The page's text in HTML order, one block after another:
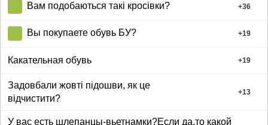
Вам подобаються такі кросівки? +36
Вы покупаете обувь БУ? +19
Какательная обувь +19
Задовбали жовті підошви, як це
відчистити?
+13
У вас есть шлепанцы-вьетнамки?Если да,то какой